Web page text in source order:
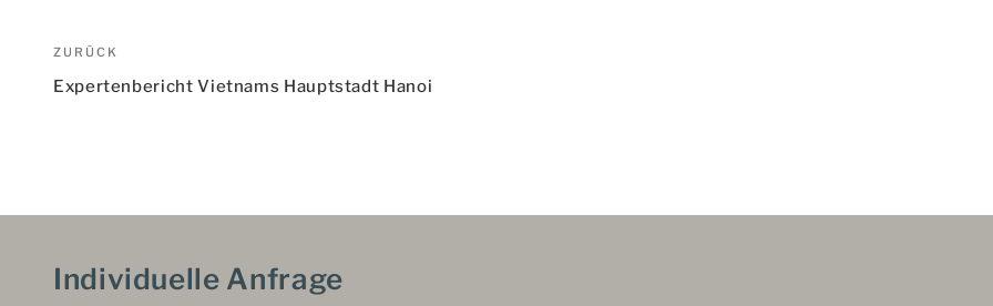
Beitragsnavigation
Vorheriger
Beitrag
ZURÜCK
Expertenbericht Vietnams Hauptstadt Hanoi
Individuelle Anfrage